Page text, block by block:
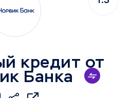
кредит от
Банка